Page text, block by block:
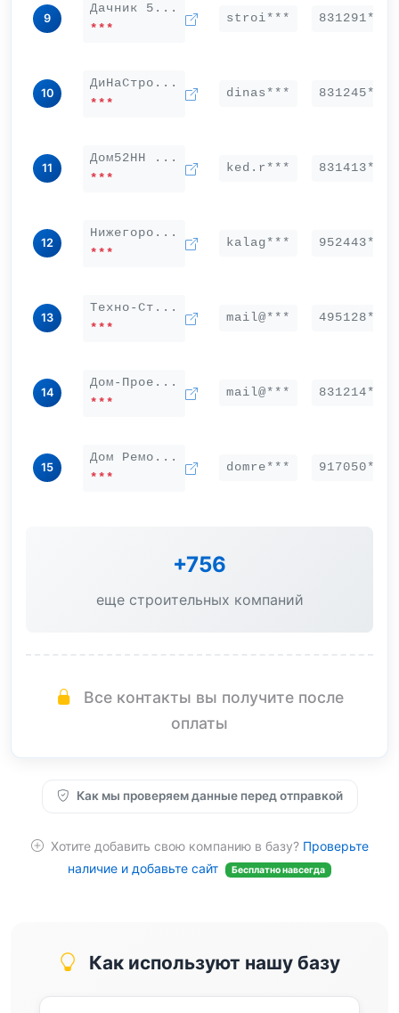
9
Дачник 5...
***
stroi*** 831291***
10
ДиНаСтро...
***
dinas*** 831245***
11
Дом52НН ...
***
ked.r*** 831413***
12
Нижегоро...
***
kalag*** 952443***
13
Техно-Ст...
***
mail@*** 495128***
14
Дом-Прое...
***
mail@*** 831214***
15
Дом Ремо...
***
domre*** 917050***
+756
еще строительных компаний
Все контакты вы получите после
оплаты
Как мы проверяем данные перед отправкой
Хотите добавить свою компанию в базу? Проверьте
наличие и добавьте сайт
Бесплатно навсегда
Как используют нашу базу